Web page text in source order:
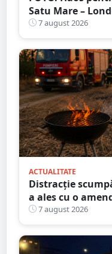
Satu Mare –
nouă întârziere.
7 august 2026
ACTUALITATE
Distracție
a ales cu o
7 august 2026